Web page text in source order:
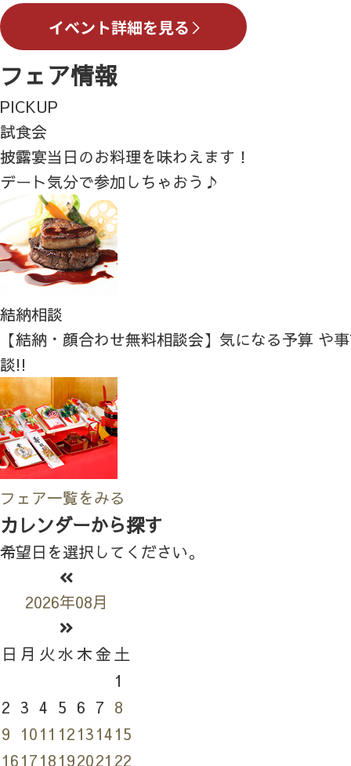
フェア情報
PICKUP
試食会
披露宴当日のお料理を味わえます！
デート気分で参加しちゃおう♪
結納相談
【結納・顔合わせ無料相談会】気になる予算 や
談!!
フェア一覧をみる
カレンダーから探す
希望日を選択してください。
2026年08月
日 月 火水 木金 土
1
2 3 4 5 6 7 8
9 1011 12131415
161718192021 22